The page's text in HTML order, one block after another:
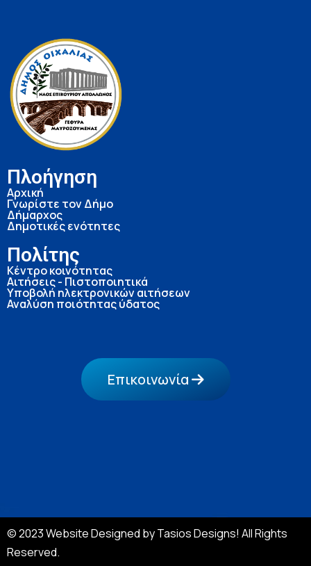
Πλοήγηση
Αρχική
Γνωρίστε τον Δήμο
Δήμαρχος
Δημοτικές ενότητες
Πολίτης
Κέντρο κοινότητας
Αιτήσεις - Πιστοποιητικά
Υποβολή ηλεκτρονικών αιτήσεων
Αναλύση ποιότητας ύδατος
Επικοινωνία
© 2023 Website Designed by Tasios Designs! All Rights
Reserved.